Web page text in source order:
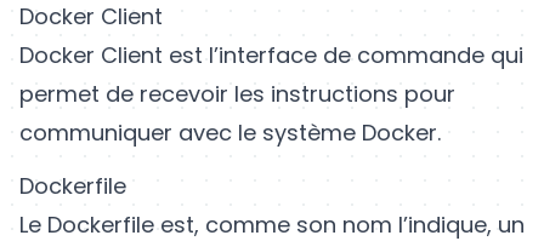
Docker Client
Docker Client est l’interface de commande qui
permet de recevoir les instructions pour
communiquer avec le système Docker.
Dockerfile
Le Dockerfile est, comme son nom l’indique, un